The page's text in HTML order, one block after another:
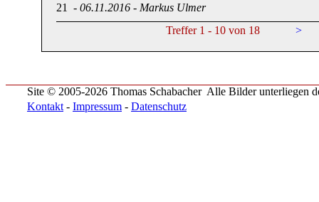
21 - 06.11.2016 - Markus Ulmer
Treffer 1 - 10 von 18
>
Site © 2005-2026 Thomas Schabacher Alle Bilder unterliegen
Kontakt - Impressum - Datenschutz